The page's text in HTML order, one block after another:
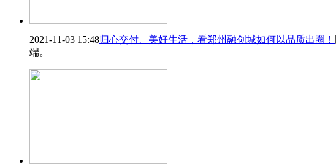
2021-11-03 15:48归心交付、美好生活，看郑州融创城如何以品质出圈！
端。